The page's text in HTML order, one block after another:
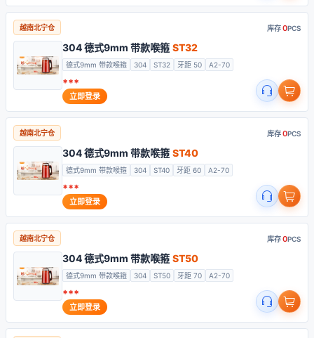
越南北宁仓 库存0PCS
304 德式9mm 带款喉箍 ST32
德式9mm 带款喉箍 304 ST32 牙距 50 A2-70
***
立即登录
越南北宁仓 库存0PCS
304 德式9mm 带款喉箍 ST40
德式9mm 带款喉箍 304 ST40 牙距 60 A2-70
***
立即登录
越南北宁仓 库存0PCS
304 德式9mm 带款喉箍 ST50
德式9mm 带款喉箍 304 ST50 牙距 70 A2-70
***
立即登录